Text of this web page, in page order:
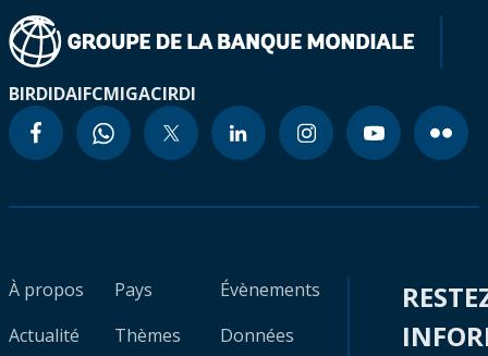
BIRDIDAIFCMIGACIRDI
À propos
Actualité
Pays
Thèmes
Évènements
Données